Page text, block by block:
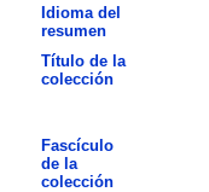
Idioma del
resumen
Título de la
colección
Fascículo
de la
colección